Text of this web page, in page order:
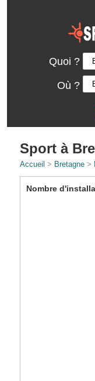
Quoi ?
Où ?
Sport à
Accueil > Bretagne >
Nombre